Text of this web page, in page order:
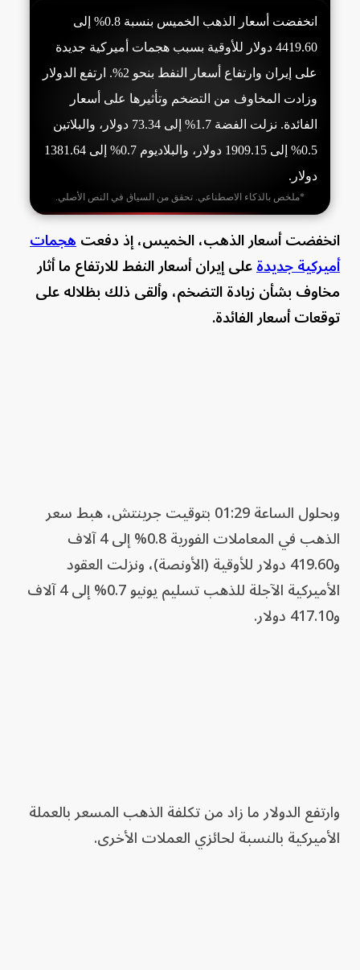
انخفضت أسعار الذهب الخميس بنسبة 0.8% إلى
4419.60 دولار للأوقية بسبب هجمات أميركية جديدة
على إيران وارتفاع أسعار النفط بنحو 2%. ارتفع الدولار
وزادت المخاوف من التضخم وتأثيرها على أسعار
الفائدة. نزلت الفضة 1.7% إلى 73.34 دولار، والبلاتين
0.5% إلى 1909.15 دولار، والبلاديوم 0.7% إلى 1381.64
دولار.
*ملخص بالذكاء الاصطناعي. تحقق من السياق في النص الأصلي.
انخفضت أسعار الذهب، الخميس، إذ دفعتهجمات
أميركية جديدةعلى إيران أسعار النفط للارتفاع ما أثار
مخاوف بشأن زيادة التضخم، وألقى ذلك بظلاله على
توقعات أسعار الفائدة.
وبحلول الساعة 01:29 بتوقيت جرينتش، هبط سعر
الذهب في المعاملات الفورية 0.8% إلى 4 آلاف
و419.60 دولار للأوقية (الأونصة)، ونزلت العقود
الأميركية الآجلة للذهب تسليم يونيو 0.7% إلى 4 آلاف
و417.10 دولار.
وارتفع الدولار ما زاد من تكلفة الذهب المسعر بالعملة
الأميركية بالنسبة لحائزي العملات الأخرى.